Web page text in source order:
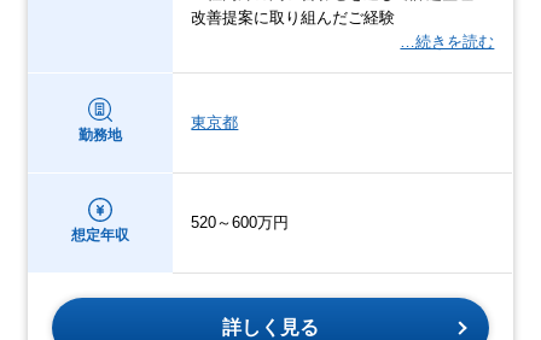
改善提案に取り組んだご経験
…続きを読む
勤務地
東京都
想定年収
520～600万円
詳しく見る